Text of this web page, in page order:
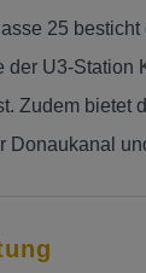
25
der U3-Station
Zudem bietet
Donaukanal